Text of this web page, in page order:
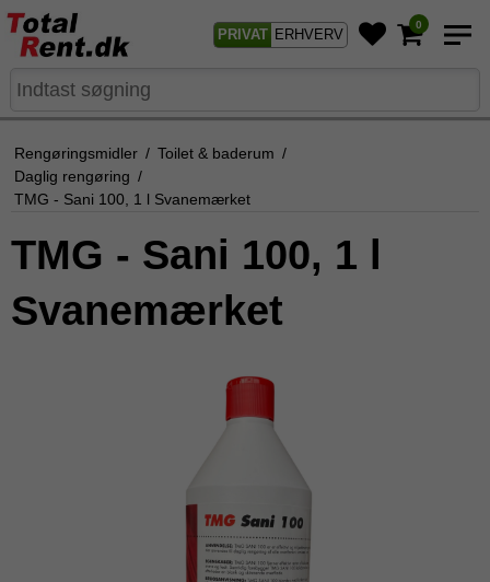
PRIVAT ERHVERV
0
Rengøringsmidler / Toilet & baderum /
Daglig rengøring /
TMG - Sani 100, 1 l Svanemærket
TMG - Sani 100, 1 l
Svanemærket